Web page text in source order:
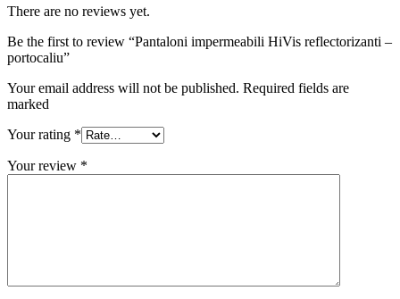
There are no reviews yet.
Be the first to review “Pantaloni impermeabili HiVis reflectorizanti –
portocaliu”
Your email address will not be published. Required fields are
marked
Your rating *
Your review *